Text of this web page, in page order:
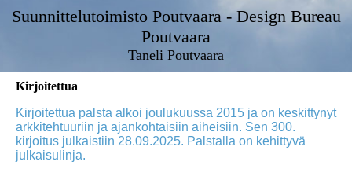
Suunnittelutoimisto Poutvaara - Design Bureau
Poutvaara
Taneli Poutvaara
Kirjoitettua
Kirjoitettua palsta alkoi joulukuussa 2015 ja on keskittynyt
arkkitehtuuriin ja ajankohtaisiin aiheisiin. Sen 300.
kirjoitus julkaistiin 28.09.2025. Palstalla on kehittyvä
julkaisulinja.